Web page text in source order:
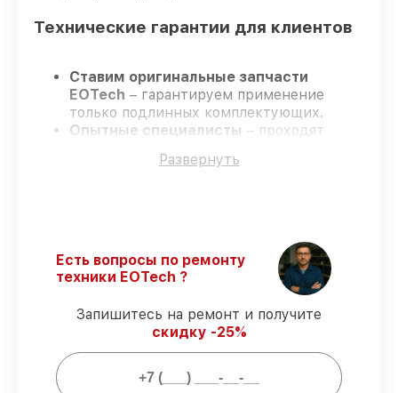
Технические гарантии для клиентов
Ставим оригинальные запчасти
EOTech – гарантируем применение
только подлинных комплектующих.
Опытные специалисты – проходят
подтверждает уровень их
Поддержка после ремонта
– все
работы и запчасти защищены
официальной гарантией EOTech.
Мы гарантируем:
Развернуть
Есть вопросы по ремонту
техники EOTech ?
Запишитесь на ремонт и получите
скидку -25%